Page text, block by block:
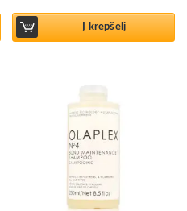
Į krepšelį